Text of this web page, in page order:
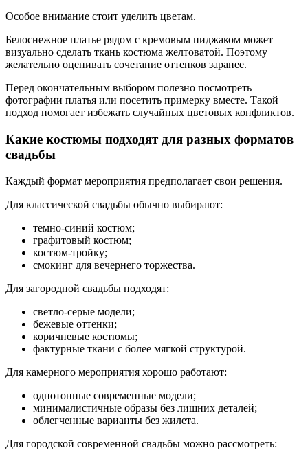
Особое внимание стоит уделить цветам.
Белоснежное платье рядом с кремовым пиджаком может
визуально сделать ткань костюма желтоватой. Поэтому
желательно оценивать сочетание оттенков заранее.
Перед окончательным выбором полезно посмотреть
фотографии платья или посетить примерку вместе. Такой
подход помогает избежать случайных цветовых конфликтов.
Какие костюмы подходят для разных форматов
свадьбы
Каждый формат мероприятия предполагает свои решения.
Для классической свадьбы обычно выбирают:
темно-синий костюм;
графитовый костюм;
костюм-тройку;
смокинг для вечернего торжества.
Для загородной свадьбы подходят:
светло-серые модели;
бежевые оттенки;
коричневые костюмы;
фактурные ткани с более мягкой структурой.
Для камерного мероприятия хорошо работают:
однотонные современные модели;
минималистичные образы без лишних деталей;
облегченные варианты без жилета.
Для городской современной свадьбы можно рассмотреть: